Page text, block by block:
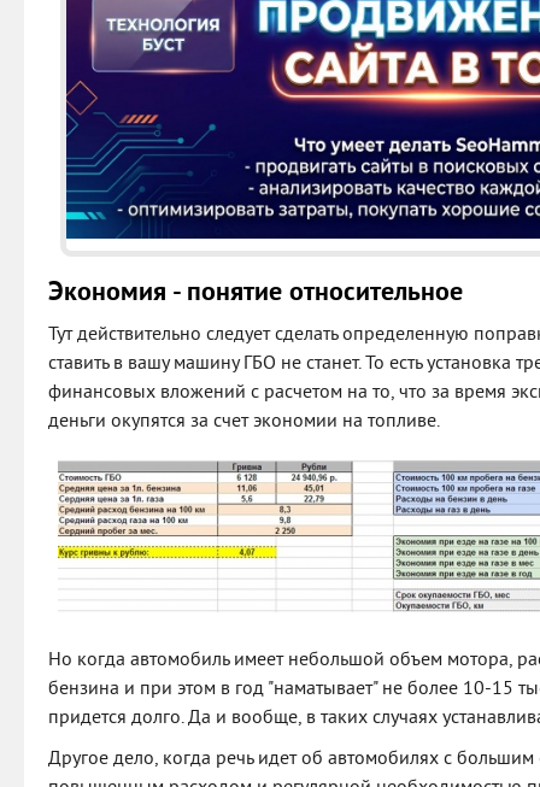
Экономия - понятие относительное
Тут действительно следует сделать определенную
ставить в вашу машину ГБО не станет. То есть установка
финансовых вложений с расчетом на то, что за время
деньги окупятся за счет экономии на топливе.
Но когда автомобиль имеет небольшой объем мотора,
бензина и при этом в год "наматывает" не более 10-15
придется долго. Да и вообще, в таких случаях
Другое дело, когда речь идет об автомобилях с большим